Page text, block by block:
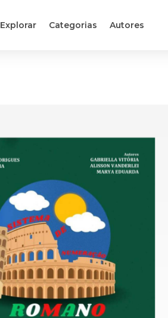
Explorar Categorias Autores